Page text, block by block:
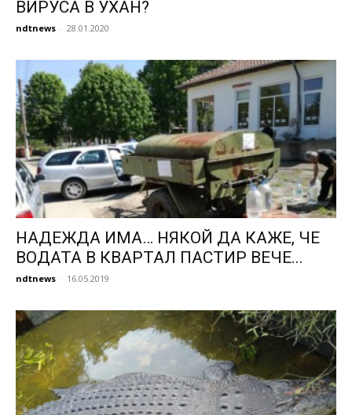
ВИРУСА В УХАН?
ndtnews - 28.01.2020
НАДЕЖДА ИМА… НЯКОЙ ДА КАЖЕ, ЧЕ
ВОДАТА В КВАРТАЛ ПАСТИР ВЕЧЕ...
ndtnews - 16.05.2019